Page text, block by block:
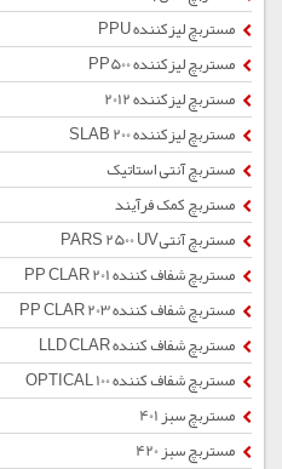
مستربچ لیزکننده PPU
مستربچ لیزکننده PP500
مستربچ لیزکننده 2012
مستربچ لیزکننده SLAB 200
مستربچ آنتی استاتیک
مستربچ کمک فرآیند
مستربچ آنتیPARS 2500 UV
مستربچ شفاف کننده PP CLAR 201
مستربچ شفاف کننده PP CLAR 203
مستربچ شفاف کننده LLD CLAR
مستربچ شفاف کننده OPTICAL 100
مستربچ سبز 401
مستربچ سبز 420